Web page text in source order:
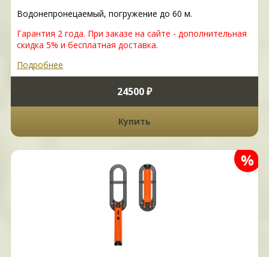
Водонепронецаемый, погружение до 60 м.
Гарантия 2 года. При заказе на сайте - дополнительная
скидка 5% и бесплатная доставка.
Подробнее
24500 ₽
Купить
%